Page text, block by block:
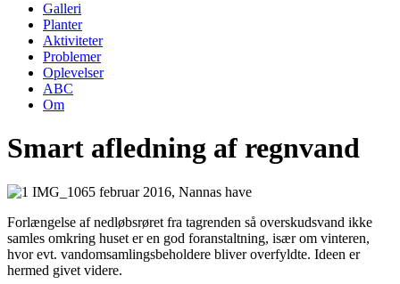
Galleri
Planter
Aktiviteter
Problemer
Oplevelser
ABC
Om
Smart afledning af regnvand
Forlængelse af nedløbsrøret fra tagrenden så overskudsvand ikke
samles omkring huset er en god foranstaltning, især om vinteren,
hvor evt. vandomsamlingsbeholdere bliver overfyldte. Ideen er
hermed givet videre.